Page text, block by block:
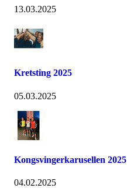
13.03.2025
Kretsting 2025
05.03.2025
Kongsvingerkarusellen 2025
04.02.2025